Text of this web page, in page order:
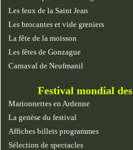
Les feux de la Saint Jean
Les brocantes et vide greniers
La fête de la moisson
Les fêtes de Gonzague
Carnaval de Neufmanil
Festival mondial des
marionnettes
Marionnettes en Ardenne
La genèse du festival
Affiches billets programmes
Sélection de spectacles